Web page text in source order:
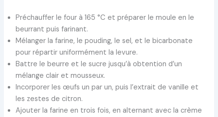
Préchauffer le four à 165 °C et préparer le moule en le
beurrant puis farinant.
Mélanger la farine, le pouding, le sel, et le bicarbonate
pour répartir uniformément la levure.
Battre le beurre et le sucre jusqu’à obtention d’un
mélange clair et mousseux.
Incorporer les œufs un par un, puis l’extrait de vanille et
les zestes de citron.
Ajouter la farine en trois fois, en alternant avec la crème